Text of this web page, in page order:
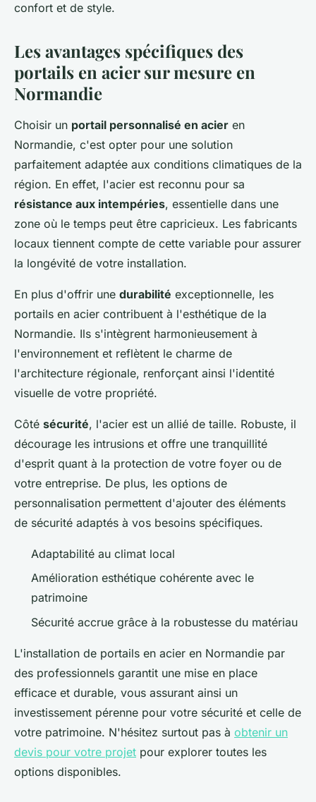
confort et de style.
Les avantages spécifiques des
portails en acier sur mesure en
Normandie
Choisir un portail personnalisé en acier en
Normandie, c'est opter pour une solution
parfaitement adaptée aux conditions climatiques de la
région. En effet, l'acier est reconnu pour sa
résistance aux intempéries, essentielle dans une
zone où le temps peut être capricieux. Les fabricants
locaux tiennent compte de cette variable pour assurer
la longévité de votre installation.
En plus d'offrir une durabilité exceptionnelle, les
portails en acier contribuent à l'esthétique de la
Normandie. Ils s'intègrent harmonieusement à
l'environnement et reflètent le charme de
l'architecture régionale, renforçant ainsi l'identité
visuelle de votre propriété.
Côté sécurité, l'acier est un allié de taille. Robuste, il
décourage les intrusions et offre une tranquillité
d'esprit quant à la protection de votre foyer ou de
votre entreprise. De plus, les options de
personnalisation permettent d'ajouter des éléments
de sécurité adaptés à vos besoins spécifiques.
Adaptabilité au climat local
Amélioration esthétique cohérente avec le
patrimoine
Sécurité accrue grâce à la robustesse du matériau
L'installation de portails en acier en Normandie par
des professionnels garantit une mise en place
efficace et durable, vous assurant ainsi un
investissement pérenne pour votre sécurité et celle de
votre patrimoine. N'hésitez surtout pas à obtenir un
devis pour votre projet pour explorer toutes les
options disponibles.